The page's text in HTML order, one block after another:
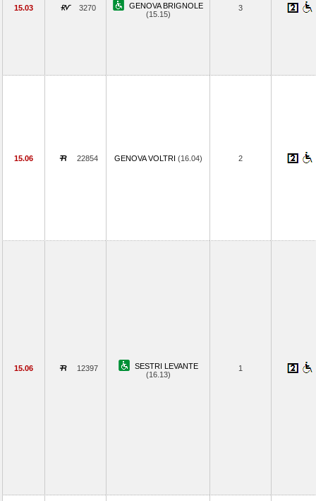
15.03 3270
GENOVA BRIGNOLE
(15.15)
3
15.06 22854 GENOVA VOLTRI (16.04) 2
15.06 12397
SESTRI LEVANTE
(16.13)
1